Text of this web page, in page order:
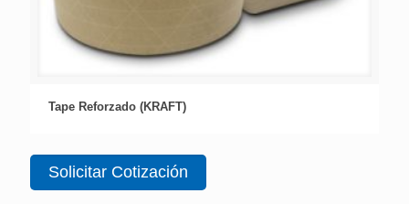
Tape Reforzado (KRAFT)
Solicitar Cotización